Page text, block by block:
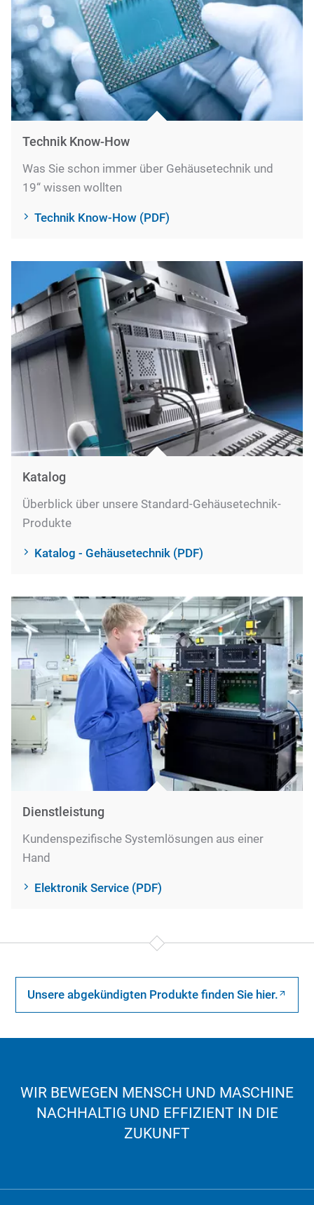
Technik Know-How
Was Sie schon immer über Gehäusetechnik und
19“ wissen wollten
Technik Know-How (PDF)
Katalog
Überblick über unsere Standard-Gehäusetechnik-
Produkte
Katalog - Gehäusetechnik (PDF)
Dienstleistung
Kundenspezifische Systemlösungen aus einer
Hand
Elektronik Service (PDF)
Unsere abgekündigten Produkte finden Sie hier.
WIR BEWEGEN MENSCH UND MASCHINE
NACHHALTIG UND EFFIZIENT IN DIE
ZUKUNFT